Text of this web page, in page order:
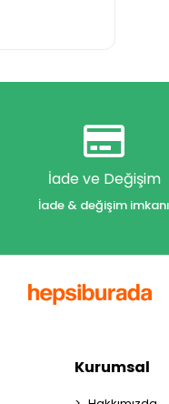
İade ve Değişim
İade & değişim imkanı
Kurumsal